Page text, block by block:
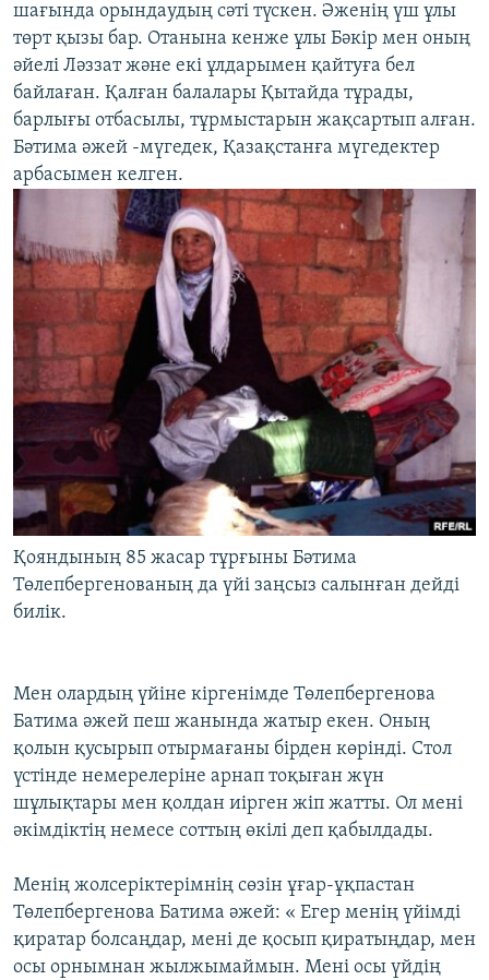
шағында орындаудың сәті түскен. Әженің үш ұлы
төрт қызы бар. Отанына кенже ұлы Бәкір мен оның
әйелі Ләззат және екі ұлдарымен қайтуға бел
байлаған. Қалған балалары Қытайда тұрады,
барлығы отбасылы, тұрмыстарын жақсартып алған.
Бәтима әжей -мүгедек, Қазақстанға мүгедектер
арбасымен келген.
Қояндының 85 жасар тұрғыны Бәтима
Төлепбергенованың да үйі заңсыз салынған дейді
билік.
Мен олардың үйіне кіргенімде Төлепбергенова
Батима әжей пеш жанында жатыр екен. Оның
қолын қусырып отырмағаны бірден көрінді. Стол
үстінде немерелеріне арнап тоқыған жүн
шұлықтары мен қолдан иірген жіп жатты. Ол мені
әкімдіктің немесе соттың өкілі деп қабылдады.
Менің жолсеріктерімнің сөзін ұғар-ұқпастан
Төлепбергенова Батима әжей: « Егер менің үйімді
қиратар болсаңдар, мені де қосып қиратыңдар, мен
осы орнымнан жылжымаймын. Мені осы үйдің